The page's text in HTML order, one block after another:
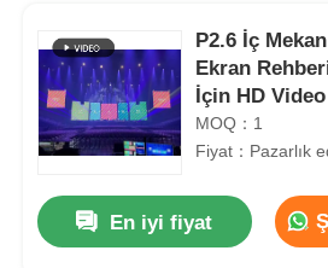
P2.6 İç
Ekran
İçin HD
MOQ：1
Fiyat：Pazarlık
En iyi fiyat